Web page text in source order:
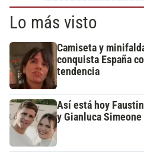
Lo más visto
Camiseta y
conquista España
tendencia
Así está hoy
y Gianluca Simeone